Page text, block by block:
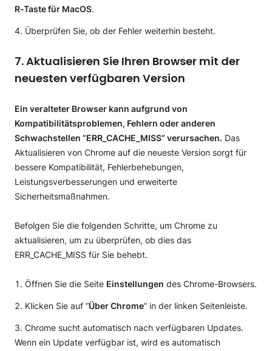
R-Taste für MacOS.
Überprüfen Sie, ob der Fehler weiterhin besteht.
7. Aktualisieren Sie Ihren Browser mit der
neuesten verfügbaren Version
Ein veralteter Browser kann aufgrund von
Kompatibilitätsproblemen, Fehlern oder anderen
Schwachstellen “ERR_CACHE_MISS” verursachen. Das
Aktualisieren von Chrome auf die neueste Version sorgt für
bessere Kompatibilität, Fehlerbehebungen,
Leistungsverbesserungen und erweiterte
Sicherheitsmaßnahmen.
Befolgen Sie die folgenden Schritte, um Chrome zu
aktualisieren, um zu überprüfen, ob dies das
ERR_CACHE_MISS für Sie behebt.
Öffnen Sie die Seite Einstellungen des Chrome-Browsers.
Klicken Sie auf “Über Chrome” in der linken Seitenleiste.
Chrome sucht automatisch nach verfügbaren Updates.
Wenn ein Update verfügbar ist, wird es automatisch